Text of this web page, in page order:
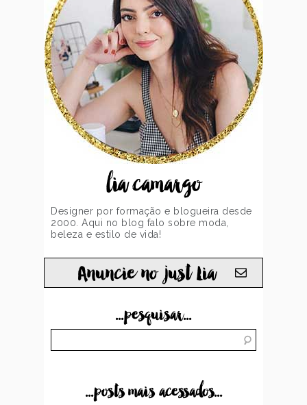
lia camargo
Designer por formação e blogueira desde
2000. Aqui no blog falo sobre moda,
beleza e estilo de vida!
Anuncie no just Lia
...pesquisar...
...posts mais acessados...